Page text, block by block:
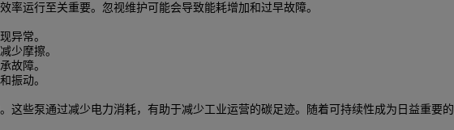
运行至关重要。忽视维护可能会导致能耗增加和过早故障。
异常。
少摩擦。
故障。
振动。
些泵通过减少电力消耗，有助于减少工业运营的碳足迹。随着可持续性成为日益重要